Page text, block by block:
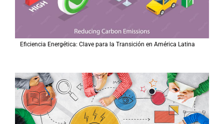
Eficiencia Energética: Clave para la Transición en América Latina